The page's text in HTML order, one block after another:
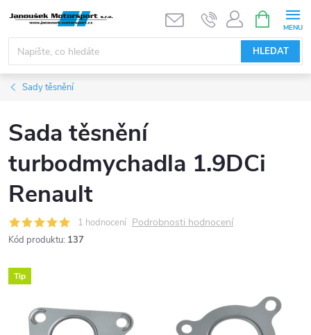
obsah
HLEDAT
NÁKUPNÍ
KOŠÍK
Sady těsnění
Sada těsnění
turbodmychadla 1.9DCi
Renault
1 hodnocení Podrobnosti hodnocení
Kód produktu: 137
Tip